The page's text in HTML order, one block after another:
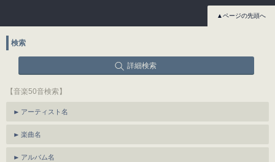
▲ページの先頭へ
検索
詳細検索
【音楽50音検索】
アーティスト名
楽曲名
アルバム名